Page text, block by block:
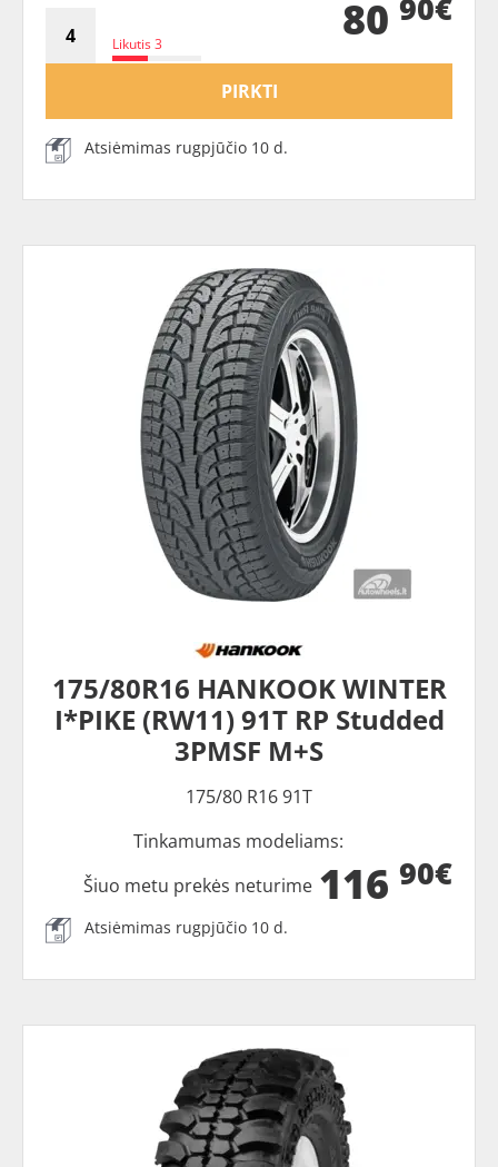
Likutis 3 80
PIRKTI
Atsiėmimas rugpjūčio 10 d.
175/80R16 HANKOOK WINTER
I*PIKE (RW11) 91T RP Studded
3PMSF M+S
175/80 R16 91T
Tinkamumas modeliams:
116 90€
Šiuo metu prekės neturime
Atsiėmimas rugpjūčio 10 d.